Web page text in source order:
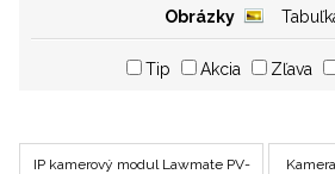
Obrázky
Tip Akcia Zľava
IP kamerový modul Lawmate PV-